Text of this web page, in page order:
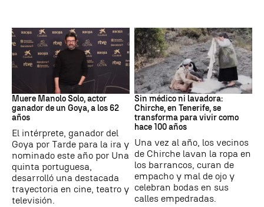
Actor
Muere Manolo Solo, actor
ganador de un Goya, a los 62
años
El intérprete, ganador del
Goya por Tarde para la ira y
nominado este año por Una
quinta portuguesa,
desarrolló una destacada
trayectoria en cine, teatro y
televisión.
Canarias
Sin médico ni lavadora:
Chirche, en Tenerife, se
transforma para vivir como
hace 100 años
Una vez al año, los vecinos
de Chirche lavan la ropa en
los barrancos, curan de
empacho y mal de ojo y
celebran bodas en sus
calles empedradas.